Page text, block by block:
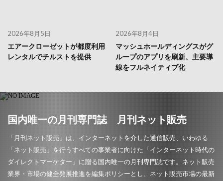
2026年8月5日
エアークローゼットが都度利用
レンタルでチルストを提供
2026年8月4日
マッシュホールディングスがグ
ループのアプリを刷新、主要導
線をフルネイティブ化
国内唯一の月刊専門誌 月刊ネット販売
「月刊ネット販売」は、インターネットを介した通信販売、いわゆる
「ネット販売」を行うすべての事業者に向けた「インターネット時代の
ダイレクトマーケター」に贈る国内唯一の月刊専門誌です。ネット販売
業界・市場の健全発展推進を編集ポリシーとし、ネット販売市場の最新